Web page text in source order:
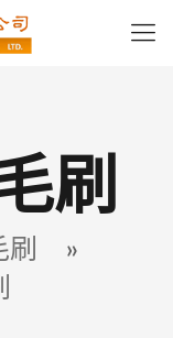
刷
刷
»